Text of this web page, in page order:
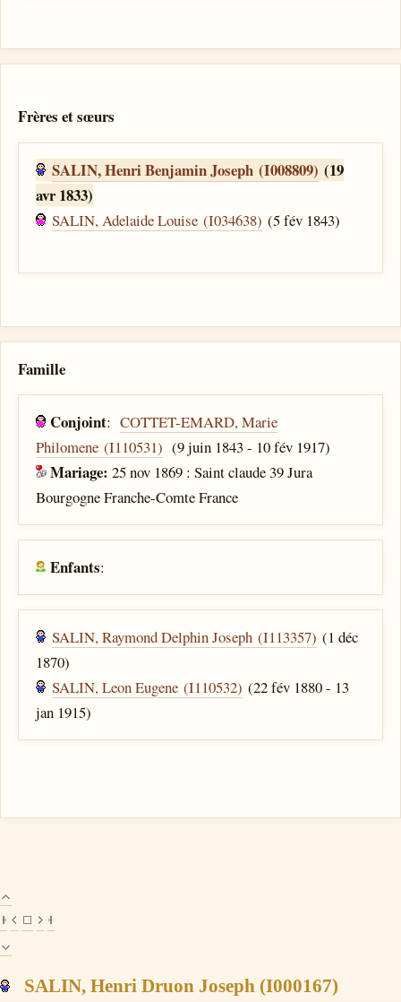
Frères et sœurs
SALIN, Henri Benjamin Joseph (I008809) (19
avr 1833)
SALIN, Adelaide Louise (I034638) (5 fév 1843)
Famille
Conjoint:COTTET-EMARD, Marie
Philomene (I110531) (9 juin 1843 - 10 fév 1917)
Mariage:25 nov 1869 : Saint claude 39 Jura
Bourgogne Franche-Comte France
Enfants:
SALIN, Raymond Delphin Joseph (I113357) (1 déc
1870)
SALIN, Leon Eugene (I110532) (22 fév 1880 - 13
jan 1915)
SALIN, Henri Druon Joseph (I000167)